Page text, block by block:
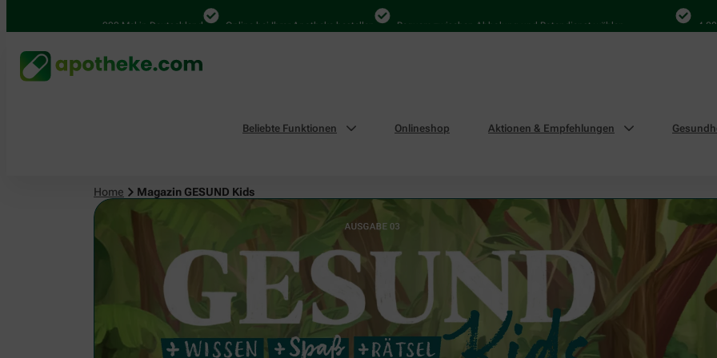
4.000 Mal in Deutschland Online bei Ihrer Apotheke bestellen Bequem zwischen Abholung und Botendienst wählen 4.000 Mal in
Beliebte Funktionen Onlineshop Aktionen & Empfehlungen
Home Magazin GESUND Kids